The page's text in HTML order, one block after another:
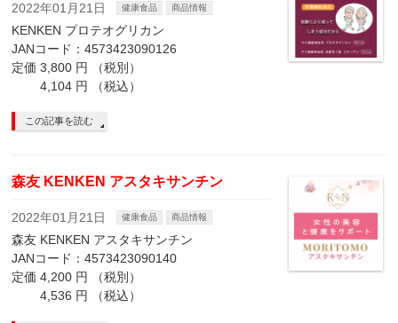
2022年01月21日 健康食品 商品情報
KENKEN プロテオグリカン
JANコード：4573423090126
定価 3,800 円 （税別）
4,104 円 （税込）
この記事を読む
森友 KENKEN アスタキサンチン
2022年01月21日 健康食品 商品情報
森友 KENKEN アスタキサンチン
JANコード：4573423090140
定価 4,200 円 （税別）
4,536 円 （税込）